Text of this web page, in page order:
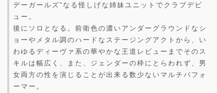
デーガールズ”なる怪しげな姉妹ユニットでクラブデビ
ュー。
後にソロとなる。前衛色の濃いアンダーグラウンドなシ
ョーやメタル調のハードなステージングアクトから、い
わゆるディーヴァ系の華やかな王道レビューまでそのス
キルは幅広く、また、ジェンダーの枠にとらわれず、男
女両方の性を演じることが出来る数少ないマルチパフォ
ーマー。